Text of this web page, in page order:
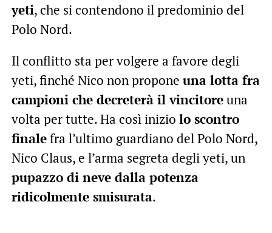
yeti, che si contendono il predominio del
Polo Nord.
Il conflitto sta per volgere a favore degli
yeti, finché Nico non propone una lotta fra
campioni che decreterà il vincitoreuna
volta per tutte. Ha così inizio lo scontro
finalefra l’ultimo guardiano del Polo Nord,
Nico Claus, e l’arma segreta degli yeti, un
pupazzo di neve dalla potenza
ridicolmente smisurata.